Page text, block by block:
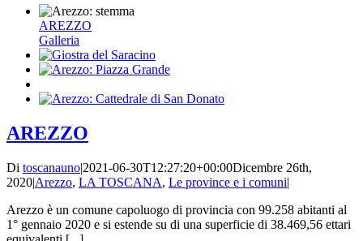
AREZZO
Galleria
AREZZO
Di toscanauno|2021-06-30T12:27:20+00:00Dicembre 26th,
2020|Arezzo, LA TOSCANA, Le province e i comuni|
Arezzo è un comune capoluogo di provincia con 99.258 abitanti al
1° gennaio 2020 e si estende su di una superficie di 38.469,56 ettari